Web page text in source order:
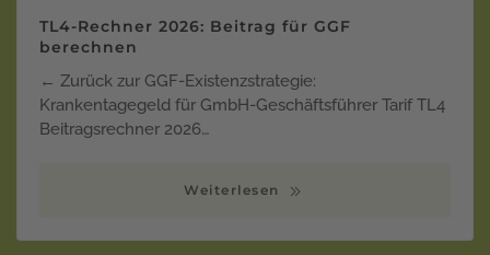
TL4-Rechner 2026: Beitrag für GGF
berechnen
← Zurück zur GGF-Existenzstrategie:
Krankentagegeld für GmbH-Geschäftsführer Tarif TL4
Beitragsrechner 2026…
Weiterlesen